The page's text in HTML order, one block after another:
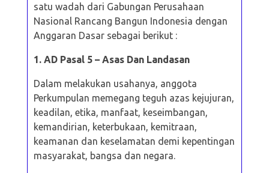
satu wadah dari Gabungan Perusahaan
Nasional Rancang Bangun Indonesia dengan
Anggaran Dasar sebagai berikut :
1. AD Pasal 5 – Asas Dan Landasan
Dalam melakukan usahanya, anggota
Perkumpulan memegang teguh azas kejujuran,
keadilan, etika, manfaat, keseimbangan,
kemandirian, keterbukaan, kemitraan,
keamanan dan keselamatan demi kepentingan
masyarakat, bangsa dan negara.